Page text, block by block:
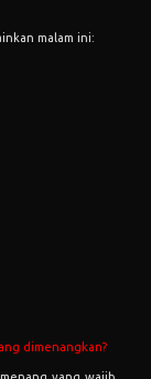
malam ini:
dimenangkan?